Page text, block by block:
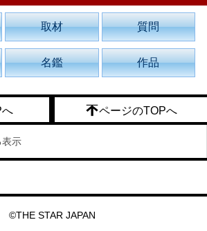
取材 質問
名鑑 作品
へ ページのTOPへ
示
©THE STAR JAPAN